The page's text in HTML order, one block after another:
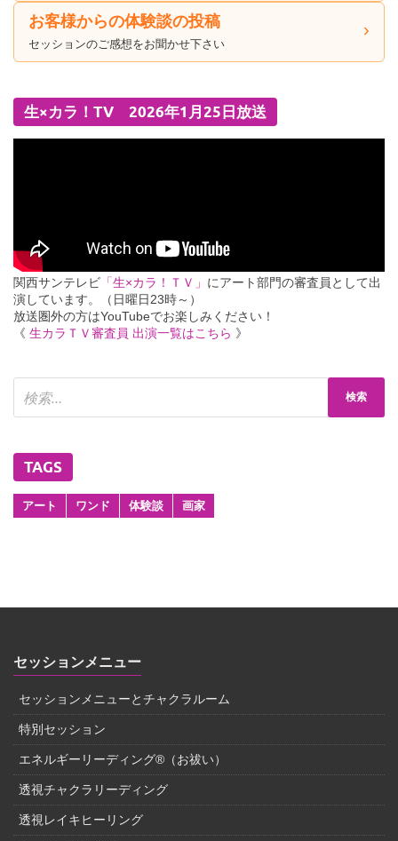
お客様からの体験談の投稿
セッションのご感想をお聞かせ下さい
生×カラ！TV 2026年1月25日放送
関西サンテレビ 「生×カラ！ＴＶ」 にアート部門の審査員として出
演しています。（日曜日23時～）
放送圏外の方はYouTubeでお楽しみください！
《 生カラＴＶ審査員 出演一覧はこちら 》
TAGS
アート ワンド 体験談 画家
セッションメニュー
セッションメニューとチャクラルーム
特別セッション
エネルギーリーディング®（お祓い）
透視チャクラリーディング
透視レイキヒーリング